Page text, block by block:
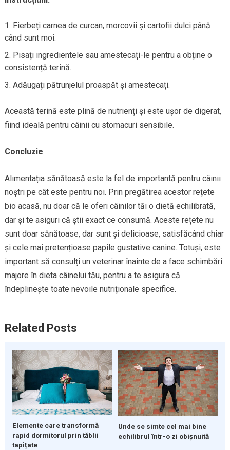
Fierbeți carnea de curcan, morcovii și cartofii dulci până
când sunt moi.
Pisați ingredientele sau amestecați-le pentru a obține o
consistență terină.
Adăugați pătrunjelul proaspăt și amestecați.
Această terină este plină de nutrienți și este ușor de digerat,
fiind ideală pentru câinii cu stomacuri sensibile.
Concluzie
Alimentația sănătoasă este la fel de importantă pentru câinii
noștri pe cât este pentru noi. Prin pregătirea acestor rețete
bio acasă, nu doar că le oferi câinilor tăi o dietă echilibrată,
dar și te asiguri că știi exact ce consumă. Aceste rețete nu
sunt doar sănătoase, dar sunt și delicioase, satisfăcând chiar
și cele mai pretențioase papile gustative canine. Totuși, este
important să consulți un veterinar înainte de a face schimbări
majore în dieta câinelui tău, pentru a te asigura că
îndeplinește toate nevoile nutriționale specifice.
Related Posts
Elemente care transformă
rapid dormitorul prin tăblii
tapițate
Unde se simte cel mai bine
echilibrul într-o zi obișnuită